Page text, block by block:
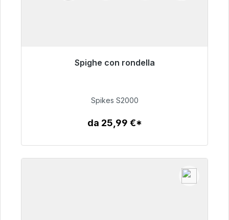
Spighe con rondella
Pronto per la spedizione immediata, tempo di
51,49 €
Spikes S2000
da 25,99 €*